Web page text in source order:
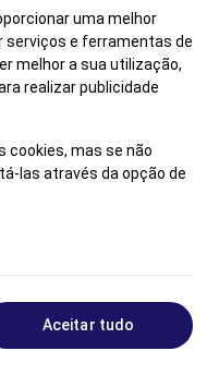
uma melhor
serviços e ferramentas de
melhor a sua utilização,
realizar publicidade
cookies, mas se não
las através da opção de
Aceitar tudo